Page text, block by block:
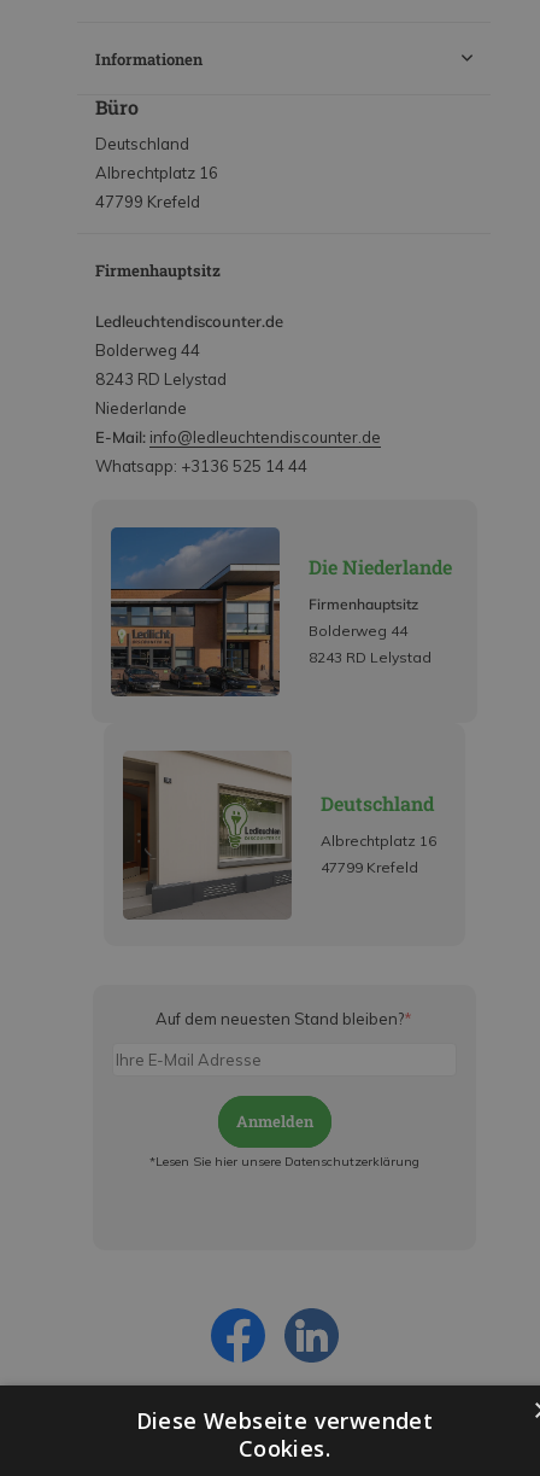
Informationen
Büro
Deutschland
Albrechtplatz 16
47799 Krefeld
Firmenhauptsitz
Ledleuchtendiscounter.de
Bolderweg 44
8243 RD Lelystad
Niederlande
E-Mail: info@ledleuchtendiscounter.de
Whatsapp: +3136 525 14 44
Die Niederlande
Firmenhauptsitz
Bolderweg 44
8243 RD Lelystad
Deutschland
Albrechtplatz 16
47799 Krefeld
Auf dem neuesten Stand bleiben?*
Anmelden
*Lesen Sie hier unsere Datenschutzerklärung
Diese Webseite verwendet
Cookies.